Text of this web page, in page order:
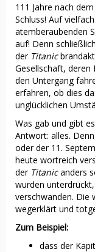
111 Jahre nach
Schluss! Auf
atemberaubenden
auf! Denn
der Titanic
Gesellschaft, deren
den Untergang
erfahren, ob dies
unglücklichen
Was gab und gibt
Antwort: alles.
oder der 11.
heute wortreich
der Titanicanders
wurden
verschwanden. Die
wegerklärt und
Zum Beispiel:
dass der